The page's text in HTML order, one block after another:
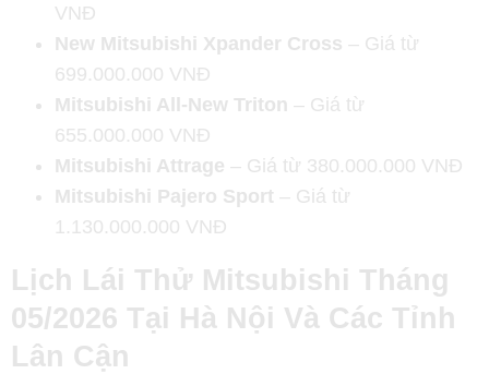
VNĐ
New Mitsubishi Xpander Cross – Giá từ
699.000.000 VNĐ
Mitsubishi All-New Triton – Giá từ
655.000.000 VNĐ
Mitsubishi Attrage – Giá từ 380.000.000 VNĐ
Mitsubishi Pajero Sport – Giá từ
1.130.000.000 VNĐ
Lịch Lái Thử Mitsubishi Tháng
05/2026 Tại Hà Nội Và Các Tỉnh
Lân Cận